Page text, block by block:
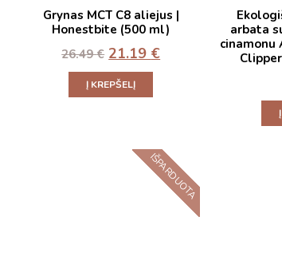
Grynas MCT C8 aliejus |
Honestbite (500 ml)
26.49€ 21.19 €
Į KREPŠELĮ
arbata
cinamonu
IŠPARDUOTA